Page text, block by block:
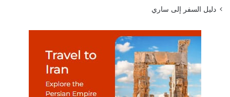
دليل السفر إلى ساري